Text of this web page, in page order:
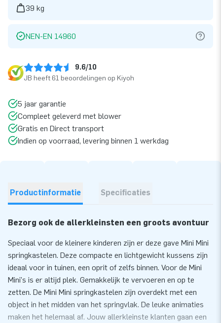
39 kg
NEN-EN 14960
9.6/10
JB heeft 61 beoordelingen op Kiyoh
5 jaar garantie
Compleet geleverd met blower
Gratis en Direct transport
Indien op voorraad, levering binnen 1 werkdag
Productinformatie Specificaties
Bezorg ook de allerkleinsten een groots avontuur
Speciaal voor de kleinere kinderen zijn er deze gave Mini Mini
springkastelen. Deze compacte en lichtgewicht kussens zijn
ideaal voor in tuinen, een oprit of zelfs binnen. Voor de Mini
Mini's is er altijd plek. Gemakkelijk te vervoeren en op te
zetten. De Mini Mini springkastelen zijn overdekt met een
object in het midden van het springvlak. De leuke animaties
maken het helemaal af. Jouw allerkleinste klanten gaan een